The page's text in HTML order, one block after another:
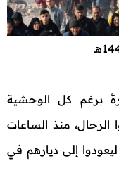
برغم كل الوحشية
الرحال، منذ الساعات
إلى ديارهم في